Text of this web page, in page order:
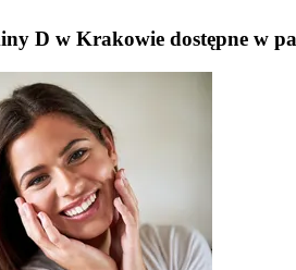
D w Krakowie dostępne w